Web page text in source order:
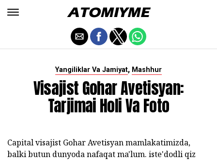
Yangiliklar Va Jamiyat, Mashhur
Visajist Gohar Avetisyan:
Tarjimai Holi Va Foto
Capital visajist Gohar Avetisyan mamlakatimizda,
balki butun dunyoda nafaqat ma'lum. iste'dodli qiz